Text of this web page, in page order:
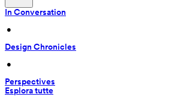
In Conversation
•
Design Chronicles
•
Perspectives
Esplora tutte